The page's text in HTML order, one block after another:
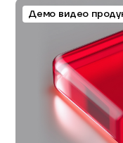
Демо видео